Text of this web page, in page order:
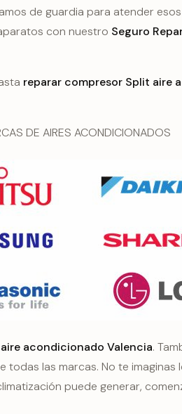
de guardia para atender
con nuestro Seguro
reparar compresor Split aire
DE AIRES ACONDICIONADOS
acondicionado Valencia.
las marcas. No te imaginas
puede generar,